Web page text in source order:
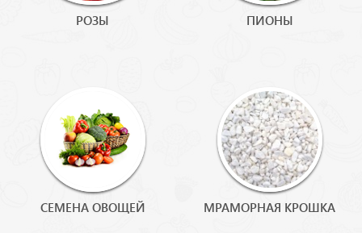
РОЗЫ ПИОНЫ
СЕМЕНА ОВОЩЕЙ МРАМОРНАЯ КРОШКА